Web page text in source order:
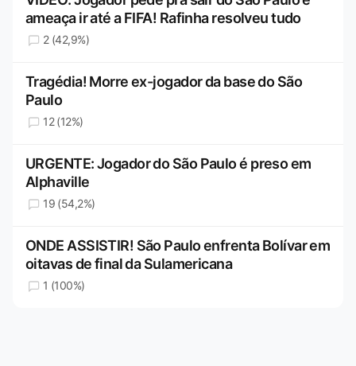
ameaça ir até a FIFA! Rafinha resolveu tudo
2 (42,9%)
Tragédia! Morre ex-jogador da base do São
Paulo
12 (12%)
URGENTE: Jogador do São Paulo é preso em
Alphaville
19 (54,2%)
ONDE ASSISTIR! São Paulo enfrenta Bolívar em
oitavas de final da Sulamericana
1 (100%)